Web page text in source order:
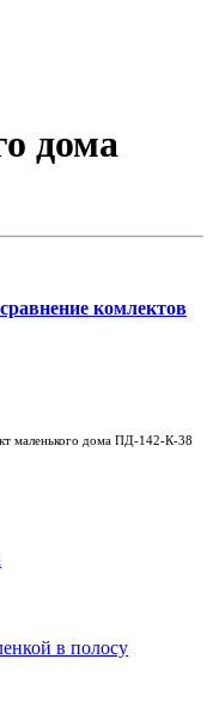
дома
сравнение комлектов